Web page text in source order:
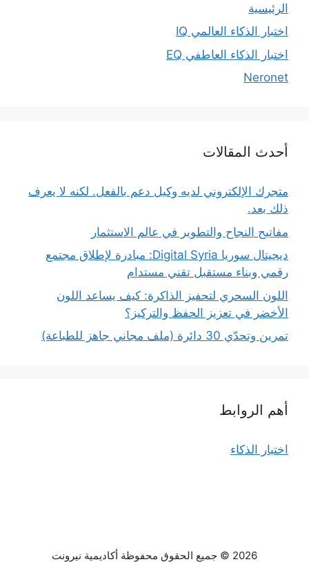
الرئيسية
اختبار الذكاء العالمي IQ
اختبار الذكاء العاطفي EQ
Neronet
أحدث المقالات
متجرك الإلكتروني لديه وكيل دعم بالفعل. لكنه لا يعرف
ذلك بعد.
مفاتيح النجاح والتطوير في عالم الاستثمار
ديجيتال سوريا Digital Syria: مبادرة لإطلاق مجتمع
رقمي وبناء مستقبل تقني مستدام
اللون السحري لتحفيز الذاكرة: كيف يساعد اللون
الأخضر في تعزيز الحفظ والتركيز؟
تمرين وتحدّي 30 دائرة (ملف مجاني جاهز للطباعة)
أهم الروابط
اختبار الذكاء
2026 © جميع الحقوق محفوظة أكاديمية نيرونت